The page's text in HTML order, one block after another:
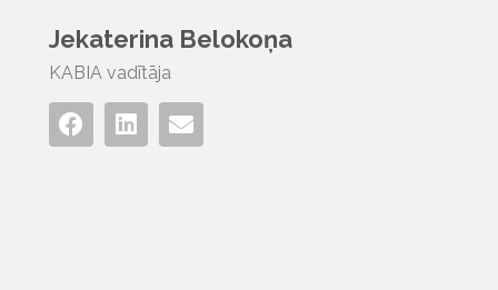
Jekaterina Belokoņa
KABIA vadītāja